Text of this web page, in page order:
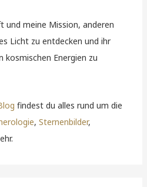
und meine Mission, anderen
Licht zu entdecken und ihr
kosmischen Energien zu
findest du alles rund um die
,Sternenbilder,